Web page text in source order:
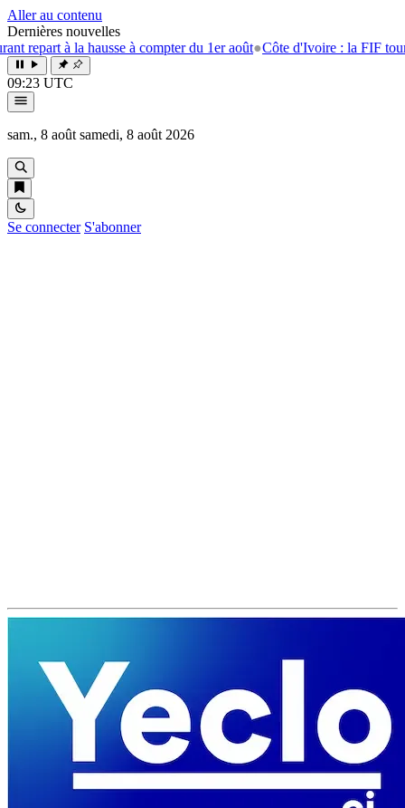
Aller au contenu
Dernières nouvelles
hausse à compter du 1er août●Côte d'Ivoire : la FIF tourne la page
09:23 UTC
sam., 8 août samedi, 8 août 2026
Se connecter S'abonner